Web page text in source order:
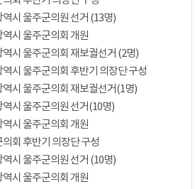
시 울주군의원 선거 (13명)
시 울주군의회 개원
역시 울주군의회 재보궐선거 (2명)
시 울주군의회 후반기 의장단 구성
역시 울주군의회 재보궐선거(1명)
역시 울주군의원 선거(10명)
시 울주군의회 개원
회 후반기 의장단 구성
시 울주군의원 선거 (10명)
시 울주군의회 개원